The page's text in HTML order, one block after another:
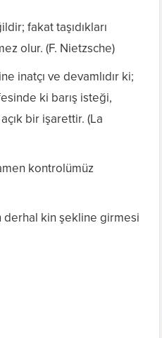
fakat taşıdıkları
olur. (F. Nietzsche)
inatçı ve devamlıdır ki;
ki barış isteği,
bir işarettir. (La
kontrolümüz
derhal kin şekline girmesi